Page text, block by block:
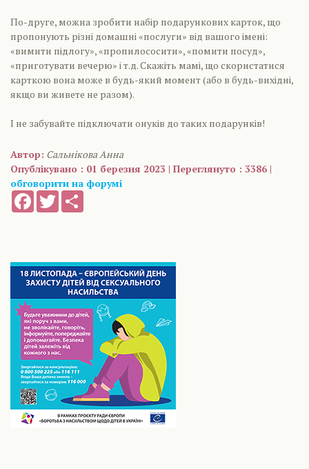
По-друге, можна зробити набір подарункових карток, що
пропонують різні домашні «послуги» від вашого імені:
«вимити підлогу», «пропилососити», «помити посуд»,
«приготувати вечерю» і т.д. Скажіть мамі, що скористатися
карткою вона може в будь-який момент (або в будь-вихідні,
якщо ви живете не разом).
І не забувайте підключати онуків до таких подарунків!
Автор: Сальнікова Анна
Опублікувано : 01 березня 2023 | Переглянуто : 3386 |
обговорити на форумі
FacebookTwitter